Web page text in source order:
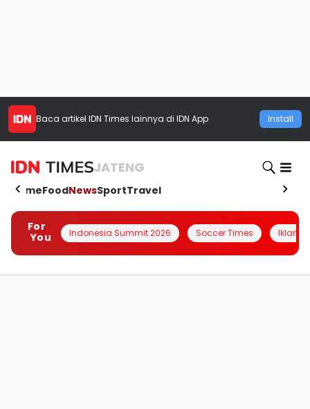
Baca artikel IDN Times lainnya di IDN App Install
JATENG
HomeFoodNewsSportTravel
For
You
Indonesia Summit 2026 Soccer Times Iklanin